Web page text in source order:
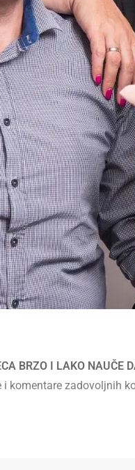
BRZO I LAKO NAUČE
i komentare zadovoljnih